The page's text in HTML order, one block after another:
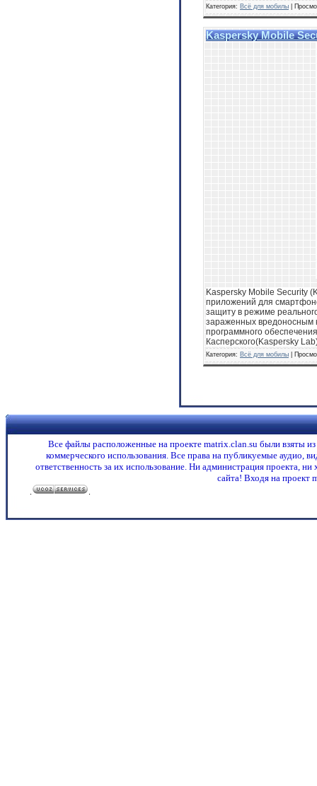
Категория: Всё для мобилы |
Kaspersky Mobile
Kaspersky Mobile Security
приложений для
защиту в режиме
зараженных вредоносным
программного
Касперского(Kaspersky
Категория: Всё для мобилы |
Все файлы расположенные на проекте matrix.clan.su были взяты
коммерческого использования. Все права на публикуемые аудио,
ответственность за их использование. Ни администрация проекта,
сайта! Входя на проект